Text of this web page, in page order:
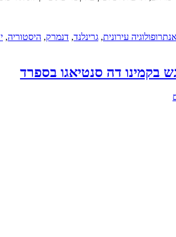
אנתרופולוגיה עירונית, גרינלנד, דנמרק, היסטוריה,
בקמינו דה סנטיאגו בספרד